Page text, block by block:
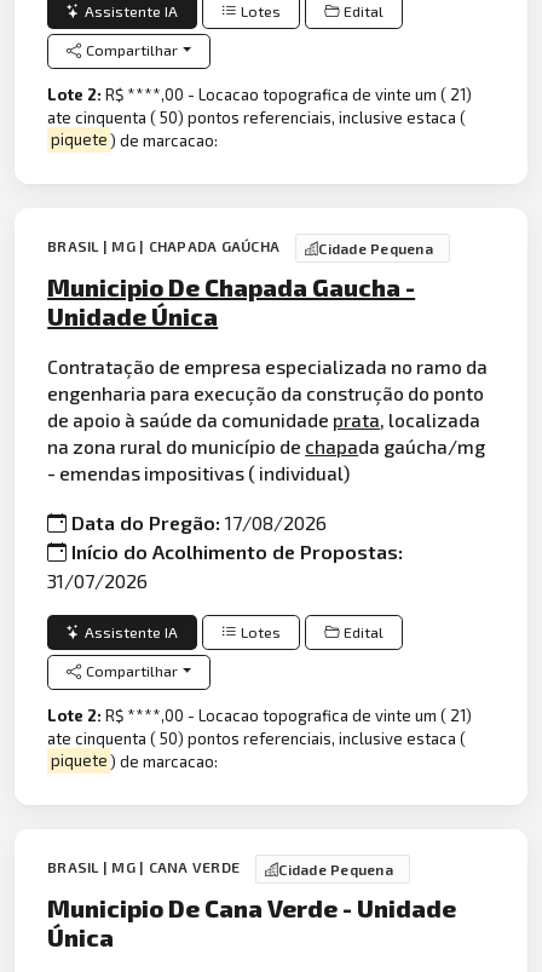
Assistente IA Lotes Edital
Compartilhar
Lote 2:R$ ****,00 - Locacao topografica de vinte um ( 21)
ate cinquenta ( 50) pontos referenciais, inclusive estaca (
piquete) de marcacao:
BRASIL | MG | CHAPADA GAÚCHA Cidade Pequena
Municipio De Chapada Gaucha -
Unidade Única
Contratação de empresa especializada no ramo da
engenharia para execução da construção do ponto
de apoio à saúde da comunidade prata, localizada
na zona rural do município de chapada gaúcha/mg
- emendas impositivas ( individual)
Data do Pregão:17/08/2026
Início do Acolhimento de Propostas:
31/07/2026
Assistente IA Lotes Edital
Compartilhar
Lote 2:R$ ****,00 - Locacao topografica de vinte um ( 21)
ate cinquenta ( 50) pontos referenciais, inclusive estaca (
piquete) de marcacao:
BRASIL | MG | CANA VERDE Cidade Pequena
Municipio De Cana Verde - Unidade
Única